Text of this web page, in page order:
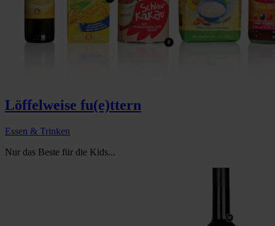
Löffelweise fu(e)ttern
Essen & Trinken
Nur das Beste für die Kids...